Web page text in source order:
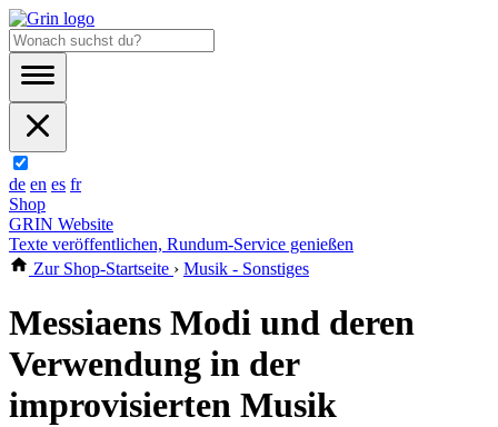
de en es fr
Shop
GRIN Website
Texte veröffentlichen, Rundum-Service genießen
Zur Shop-Startseite › Musik - Sonstiges
Messiaens Modi und deren
Verwendung in der
improvisierten Musik